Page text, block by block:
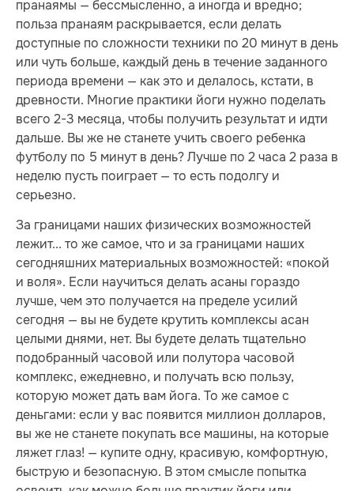
пранаямы — бессмысленно, а иногда и вредно;
польза пранаям раскрывается, если делать
доступные по сложности техники по 20 минут в день
или чуть больше, каждый день в течение заданного
периода времени — как это и делалось, кстати, в
древности. Многие практики йоги нужно поделать
всего 2-3 месяца, чтобы получить результат и идти
дальше. Вы же не станете учить своего ребенка
футболу по 5 минут в день? Лучше по 2 часа 2 раза в
неделю пусть поиграет — то есть подолгу и
серьезно.
За границами наших физических возможностей
лежит... то же самое, что и за границами наших
сегодняшних материальных возможностей: «покой
и воля». Если научиться делать асаны гораздо
лучше, чем это получается на пределе усилий
сегодня — вы не будете крутить комплексы асан
целыми днями, нет. Вы будете делать тщательно
подобранный часовой или полутора часовой
комплекс, ежедневно, и получать всю пользу,
которую может дать вам йога. То же самое с
деньгами: если у вас появится миллион долларов,
вы же не станете покупать все машины, на которые
ляжет глаз! — купите одну, красивую, комфортную,
быструю и безопасную. В этом смысле попытка